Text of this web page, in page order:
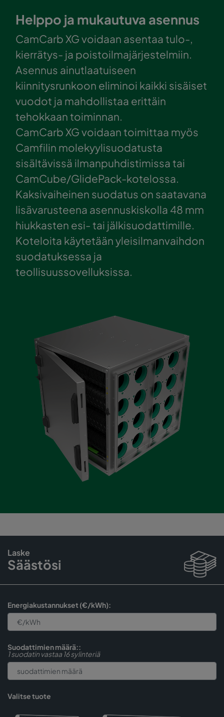
Helppo ja mukautuva asennus
CamCarb XG voidaan asentaa tulo-,
kierrätys- ja poistoilmajärjestelmiin.
Asennus ainutlaatuiseen
kiinnitysrunkoon eliminoi kaikki sisäiset
vuodot ja mahdollistaa erittäin
tehokkaan toiminnan.
CamCarb XG voidaan toimittaa myös
Camfilin molekyylisuodatusta
sisältävissä ilmanpuhdistimissa tai
CamCube/GlidePack-kotelossa.
Kaksivaiheinen suodatus on saatavana
lisävarusteena asennuskiskolla 48 mm
hiukkasten esi- tai jälkisuodattimille.
Koteloita käytetään yleisilmanvaihdon
suodatuksessa ja
teollisuussovelluksissa.
Laske
Säästösi
Energiakustannukset (€/kWh):
Suodattimien määrä::
1 suodatin vastaa 16 sylinteriä
Valitse tuote